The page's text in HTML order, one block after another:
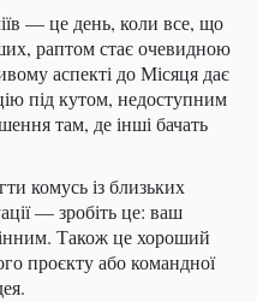
— це день, коли все, що
раптом стає очевидною
аспекті до Місяця дає
під кутом, недоступним
там, де інші бачать
комусь із близьких
— зробіть це: ваш
Також це хороший
проєкту або командної